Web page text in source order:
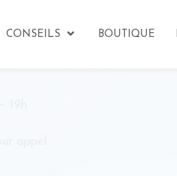
CONSEILS BOUTIQUE